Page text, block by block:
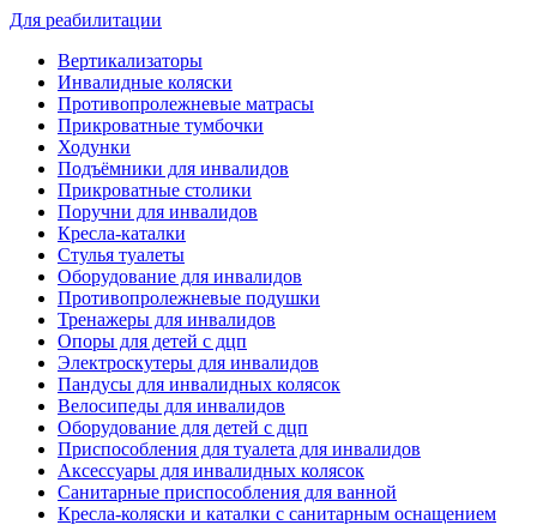
Для реабилитации
Вертикализаторы
Инвалидные коляски
Противопролежневые матрасы
Прикроватные тумбочки
Ходунки
Подъёмники для инвалидов
Прикроватные столики
Поручни для инвалидов
Кресла-каталки
Стулья туалеты
Оборудование для инвалидов
Противопролежневые подушки
Тренажеры для инвалидов
Опоры для детей с дцп
Электроскутеры для инвалидов
Пандусы для инвалидных колясок
Велосипеды для инвалидов
Оборудование для детей с дцп
Приспособления для туалета для инвалидов
Аксессуары для инвалидных колясок
Санитарные приспособления для ванной
Кресла-коляски и каталки с санитарным оснащением